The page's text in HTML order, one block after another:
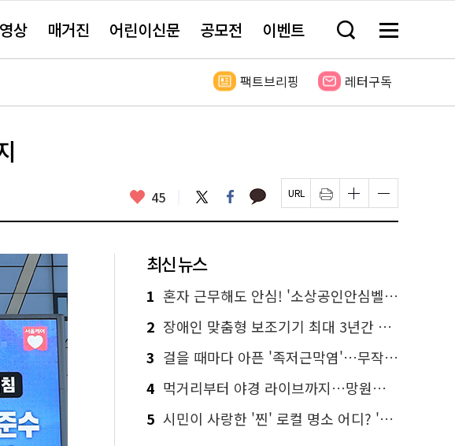
영상 매거진 어린이신문 공모전 이벤트 검
창
기
메
전
보
팩트브리핑 레터구독
좋
요
45 트
위
터
페
이
스
카
카 페
이
지
인
쇄
하
글
자
크
하
기
글
자
크
하
기
최신 뉴스
1 혼자 근무해도 안심! '소상공인안심벨' 신청하세요
2 장애인 맞춤형 보조기기 최대 3년간 무상 대여…삶의 질 높인다
3 걸을 때마다 아픈 '족저근막염'…무작정 참지 말고 '이것' 해보세요!
4 먹거리부터 야경 라이브까지…망원한강공원 알짜 코스
5 시민이 사랑한 '찐' 로컬 명소 어디? '서울에디션25' 추천 코스